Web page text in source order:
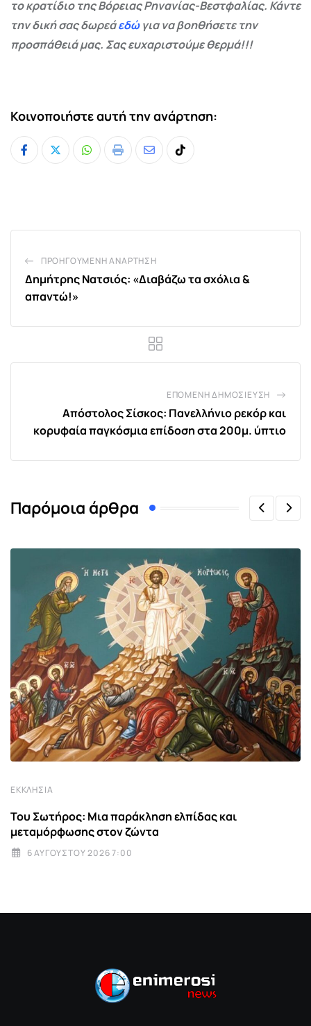
το κρατίδιο της Βόρειας Ρηνανίας-Βεστφαλίας. Κάντε
την δική σας δωρεάεδώγια να βοηθήσετε την
προσπάθειά μας. Σας ευχαριστούμε θερμά!!!
Κοινοποιήστε αυτή την ανάρτηση:
Whatsapp
Print
ShareTiktok
ΠΡΟΗΓΟΎΜΕΝΗ ΑΝΆΡΤΗΣΗ
Δημήτρης Νατσιός: «Διαβάζω τα σχόλια &
απαντώ!»
ΕΠΌΜΕΝΗ ΔΗΜΟΣΊΕΥΣΗ
Απόστολος Σίσκος: Πανελλήνιο ρεκόρ και
κορυφαία παγκόσμια επίδοση στα 200μ. ύπτιο
Παρόμοια άρθρα
ΕΚΚΛΗΣΊΑ
Του Σωτήρος: Μια παράκληση ελπίδας και
μεταμόρφωσης στον ζώντα
6 ΑΥΓΟΎΣΤΟΥ 2026 7:00